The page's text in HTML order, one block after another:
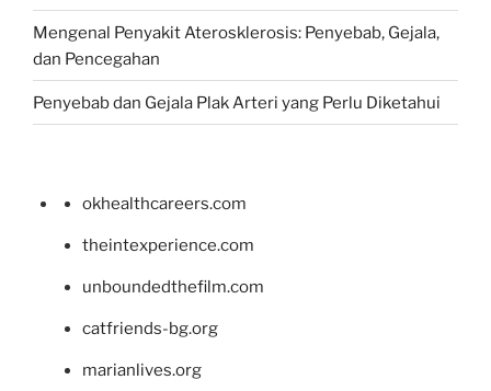
Mengenal Penyakit Aterosklerosis: Penyebab, Gejala,
dan Pencegahan
Penyebab dan Gejala Plak Arteri yang Perlu Diketahui
okhealthcareers.com
theintexperience.com
unboundedthefilm.com
catfriends-bg.org
marianlives.org